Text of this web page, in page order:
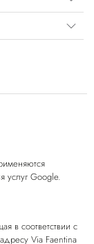
услуг Google.
в соответствии с
Via Faentina